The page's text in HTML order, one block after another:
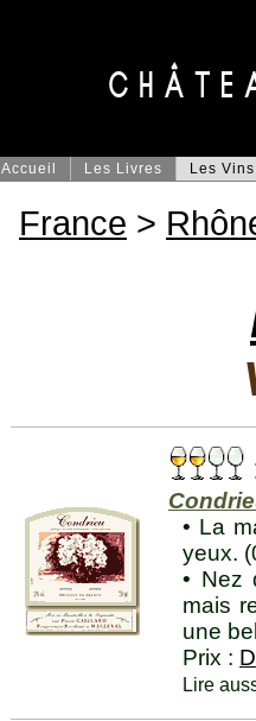
Accueil Les Livres Les Vins
France >
• La
yeux.
• Nez
mais
une
Prix :
Lire